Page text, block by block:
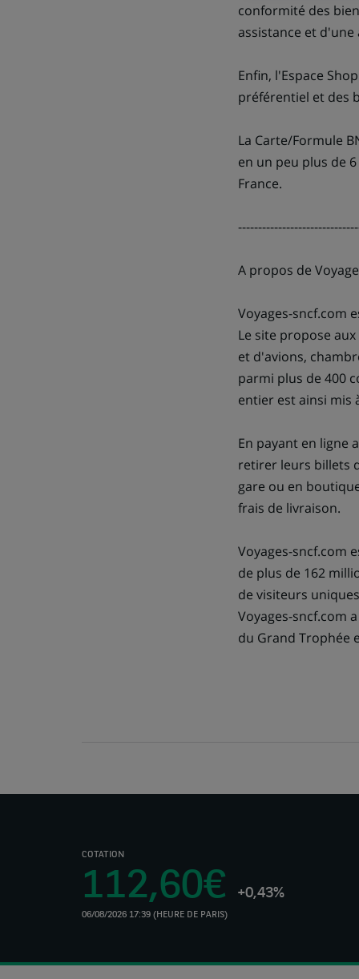
conformité des
assistance et
Enfin, l'Espace
préférentiel et des
La Carte/Formule
en un peu plus de
France.
A propos de
Voyages-sncf.com
Le site propose
et d'avions,
parmi plus de 400
entier est ainsi mis
En payant en ligne
retirer leurs billets
gare ou en
frais de livraison.
Voyages-sncf.com
de plus de 162
de visiteurs
Voyages-sncf.com
du Grand Trophée
COTATION
112,60€ +0,43%
06/08/2026 17:39 (HEURE DE PARIS)
dans